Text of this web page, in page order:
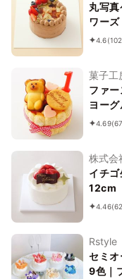
丸写
ワー
4.6
菓子工
ファ
ヨー
4.69
株式会
イチ
12cm
4.46
Rstyle
セミ
9色｜